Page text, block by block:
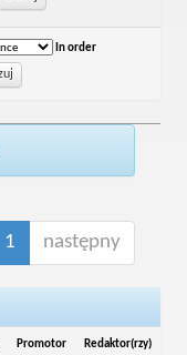
In order
1 następny
Promotor Redaktor(rzy)